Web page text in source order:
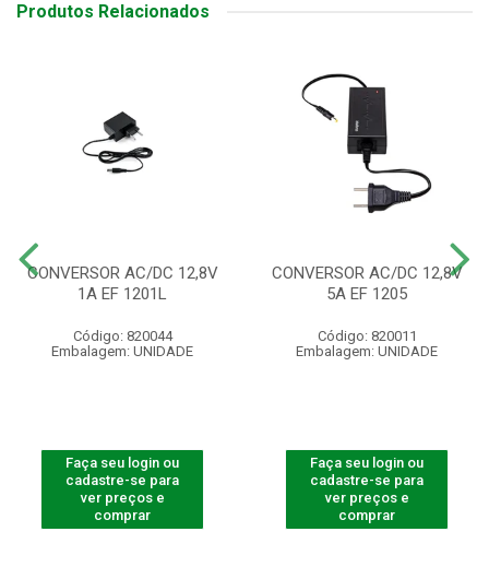
Produtos Relacionados
CONVERSOR AC/DC 12,8V
1A EF 1201L
Código: 820044
Embalagem: UNIDADE
Faça seu login ou
cadastre-se para
ver preços e
comprar
CONVERSOR AC/DC 12,8V
5A EF 1205
Código: 820011
Embalagem: UNIDADE
Faça seu login ou
cadastre-se para
ver preços e
comprar